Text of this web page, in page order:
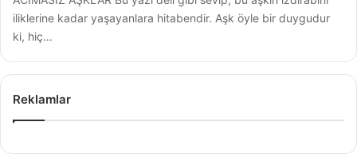
iliklerine kadar yaşayanlara hitabendir. Aşk öyle bir duygudur
ki, hiç…
Reklamlar